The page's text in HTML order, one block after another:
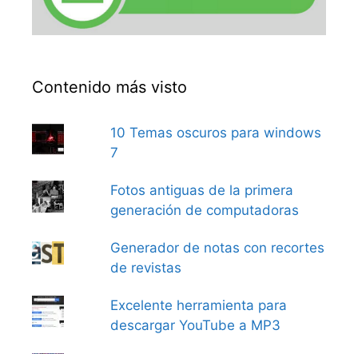
Contenido más visto
10 Temas oscuros para windows
7
Fotos antiguas de la primera
generación de computadoras
Generador de notas con recortes
de revistas
Excelente herramienta para
descargar YouTube a MP3